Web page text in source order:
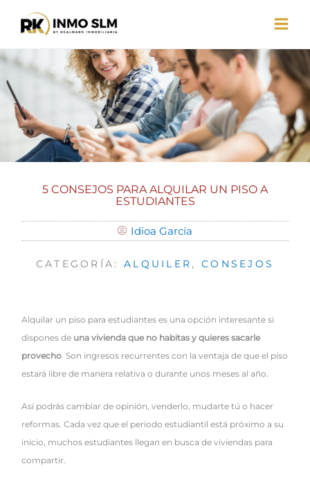
5 CONSEJOS PARA ALQUILAR UN PISO A
ESTUDIANTES
Idioa García
CATEGORÍA: ALQUILER , CONSEJOS
Alquilar un piso para estudiantes es una opción interesante si
dispones de una vivienda que no habitas y quieres sacarle
provecho . Son ingresos recurrentes con la ventaja de que el piso
estará libre de manera relativa o durante unos meses al año.
Así podrás cambiar de opinión, venderlo, mudarte tú o hacer
reformas. Cada vez que el periodo estudiantil está próximo a su
inicio, muchos estudiantes llegan en busca de viviendas para
compartir.